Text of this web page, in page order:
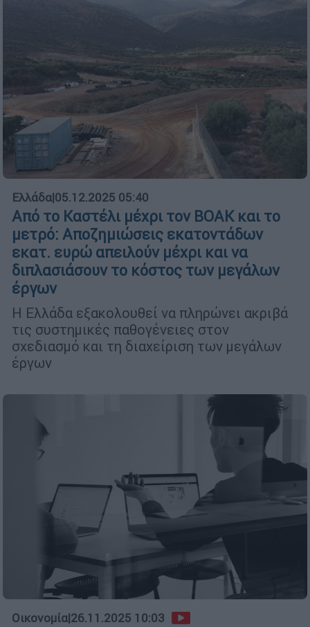
Ελλάδα|05.12.2025 05:40
Από το Καστέλι μέχρι τον ΒΟΑΚ και το
μετρό: Αποζημιώσεις εκατοντάδων
εκατ. ευρώ απειλούν μέχρι και να
διπλασιάσουν το κόστος των μεγάλων
έργων
Η Ελλάδα εξακολουθεί να πληρώνει ακριβά
τις συστημικές παθογένειες στον
σχεδιασμό και τη διαχείριση των μεγάλων
έργων
Οικονομία|26.11.2025 10:03